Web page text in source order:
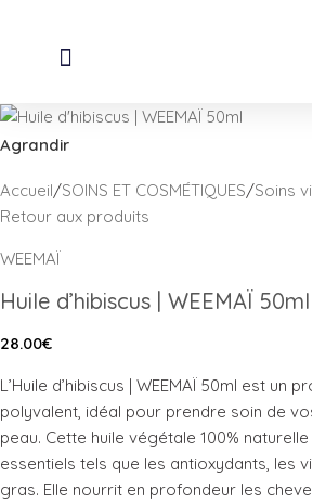
Agrandir
Accueil/SOINS ET COSMÉTIQUES/Soins
Retour aux produits
WEEMAÏ
Huile d’hibiscus | WEEMAÏ 50ml
28.00€
L’Huile d’hibiscus | WEEMAÏ 50ml est un
polyvalent, idéal pour prendre soin de
peau. Cette huile végétale 100%
essentiels tels que les antioxydants, les
gras. Elle nourrit en profondeur les